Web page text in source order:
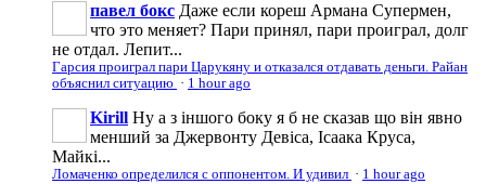
павел бокс Даже если кореш Армана Супермен,
что это меняет? Пари принял, пари проиграл, долг
не отдал. Лепит...
Гарсия проиграл пари Царукяну и отказался отдавать деньги. Райан
объяснил ситуацию · 1 hour ago
Kirill Ну а з іншого боку я б не сказав що він явно
менший за Джервонту Девіса, Ісаака Круса,
Майкі...
Ломаченко определился с оппонентом. И удивил · 1 hour ago